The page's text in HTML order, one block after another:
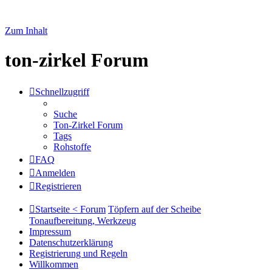
Zum Inhalt
ton-zirkel Forum
Schnellzugriff
Suche
Ton-Zirkel Forum
Tags
Rohstoffe
FAQ
Anmelden
Registrieren
Startseite < Forum Töpfern auf der Scheibe
Tonaufbereitung, Werkzeug
Impressum
Datenschutzerklärung
Registrierung und Regeln
Willkommen